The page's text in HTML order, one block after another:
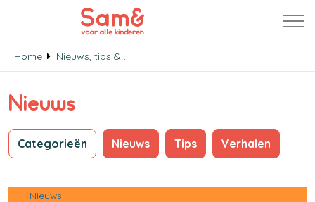
Home Nieuws, tips & verhalen
Nieuws
Categorieën Nieuws Tips Verhalen
Nieuws